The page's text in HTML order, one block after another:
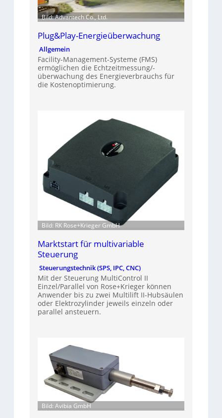
Bild: Advantech Co., Ltd.
Plug&Play-Energieüberwachung
Allgemein
Facility-Management-Systeme (FMS)
ermöglichen die Echtzeitmessung/-
überwachung des Energieverbrauchs für
die Kostenoptimierung.
Bild: RK Rose+Krieger GmbH
Marktstart für multivariable
Steuerung
Steuerungstechnik (SPS, IPC, CNC)
Mit der Steuerung MultiControl II
Einzel/Parallel von Rose+Krieger können
Anwender bis zu zwei Multilift II-Hubsäulen
oder Elektrozylinder jeweils einzeln oder
parallel ansteuern.
Bild: Avibia GmbH